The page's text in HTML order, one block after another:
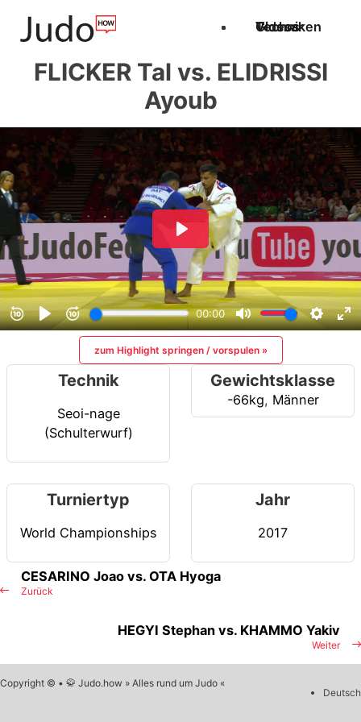
Techniken
Videos
Glossar
FLICKER Tal vs. ELIDRISSI
Ayoub
zum Highlight springen / vorspulen »
Technik
Seoi-nage
(Schulterwurf)
Gewichtsklasse
-66kg, Männer
Turniertyp
World Championships
Jahr
2017
Zurück
CESARINO Joao vs. OTA Hyoga
Weiter
HEGYI Stephan vs. KHAMMO Yakiv
Copyright © • 🥋 Judo.how » Alles rund um Judo «
Deutsch